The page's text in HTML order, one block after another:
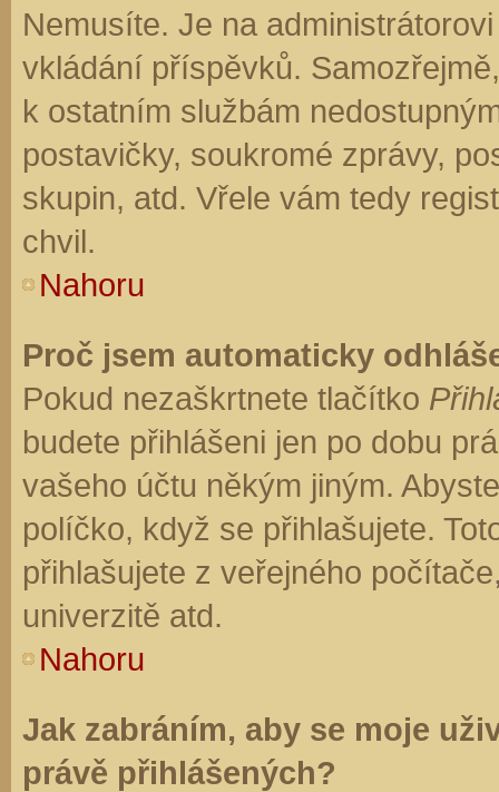
Nemusíte. Je na
vkládání příspěvků.
k ostatním službám
postavičky, soukromé zprávy,
skupin, atd. Vřele vám tedy
chvil.
Nahoru
Proč jsem automaticky
Pokud nezaškrtnete tlačítko
budete přihlášeni jen po dobu
vašeho účtu někým jiným.
políčko, když se přihlašujete.
přihlašujete z veřejného
univerzitě atd.
Nahoru
Jak zabráním, aby se moje
právě přihlášených?